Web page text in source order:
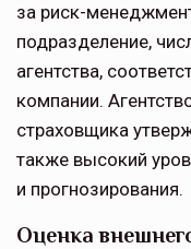
за риск-
подразделение,
агентства,
компании.
страховщика
также высокий
и прогнозирования.
Оценка